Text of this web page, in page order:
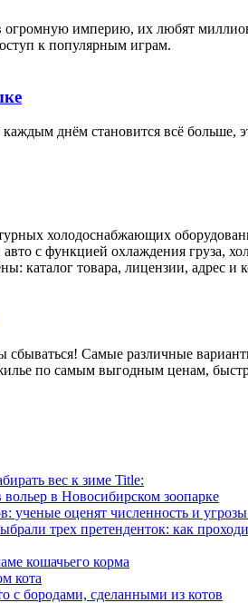
огромную империю, их любят
к популярным играм.
днём становится всё
холодоснабжающих
с функцией охлаждения груза,
каталог товара, лицензии, адрес и
Самые различные
по самым выгодным ценам,
вес к зиме Title:
в Новосибирском зоопарке
ученые оценят численность и
трех претенденток: как
кошачьего корма
кота
с бородами, сделанными из котов